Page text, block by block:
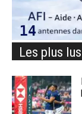
Les plus lus